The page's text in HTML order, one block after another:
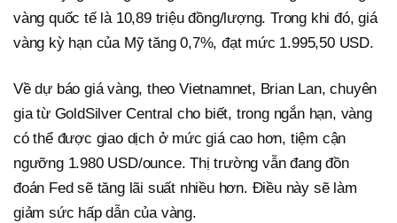
vàng quốc tế là 10,89 triệu đồng/lượng. Trong khi đó, giá
vàng kỳ hạn của Mỹ tăng 0,7%, đạt mức 1.995,50 USD.
Về dự báo giá vàng, theo Vietnamnet, Brian Lan, chuyên
gia từ GoldSilver Central cho biết, trong ngắn hạn, vàng
có thể được giao dịch ở mức giá cao hơn, tiệm cận
ngưỡng 1.980 USD/ounce. Thị trường vẫn đang đồn
đoán Fed sẽ tăng lãi suất nhiều hơn. Điều này sẽ làm
giảm sức hấp dẫn của vàng.